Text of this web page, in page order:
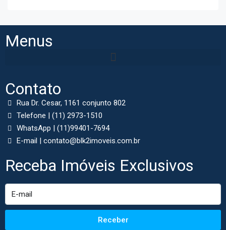
Menus
Contato
Rua Dr. Cesar, 1161 conjunto 802
Telefone | (11) 2973-1510
WhatsApp | (11)99401-7694
E-mail | contato@blk2imoveis.com.br
Receba Imóveis Exclusivos
Receber